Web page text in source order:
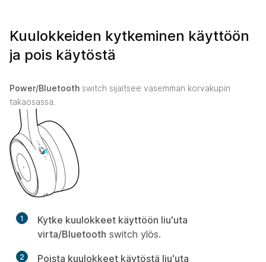
Kuulokkeiden kytkeminen käyttöön
ja pois käytöstä
Power/Bluetooth switch sijaitsee vasemman korvakupin
takaosassa.
1
Kytke kuulokkeet käyttöön liu'uta
virta/Bluetooth switch ylös.
2
Poista kuulokkeet käytöstä liu'uta